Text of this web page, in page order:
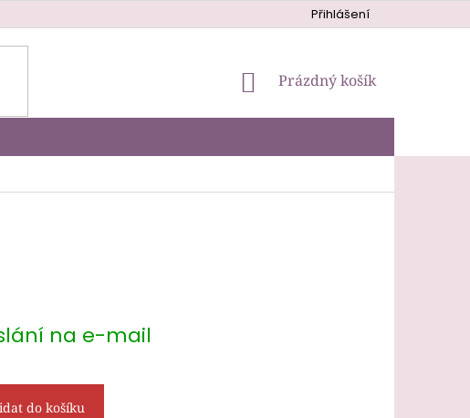
Přihlášení
NÁKUPNÍ
Prázdný košík
na e-mail
do košíku